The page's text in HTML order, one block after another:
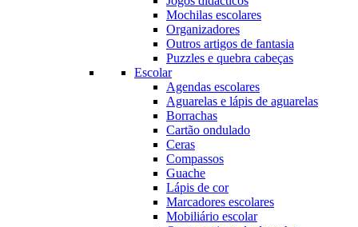
Mochilas escolares
Organizadores
Outros artigos de fantasia
Puzzles e quebra cabeças
Escolar
Agendas escolares
Aguarelas e lápis de aguarelas
Borrachas
Cartão ondulado
Ceras
Compassos
Guache
Lápis de cor
Marcadores escolares
Mobiliário escolar